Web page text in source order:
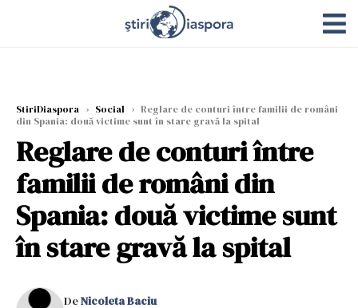
StiriDiaspora › Social › Reglare de conturi între familii de români
din Spania: două victime sunt în stare gravă la spital
Reglare de conturi între
familii de români din
Spania: două victime sunt
în stare gravă la spital
DeNicoleta Baciu